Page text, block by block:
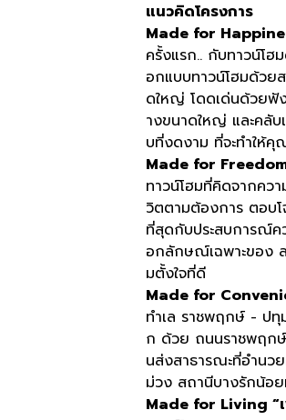
แนวคิดโครงการ
Made for
ครั้งแรก.. กับทาวน์โ
อกแบบทาวน์โฮมด้วย
ดใหญ่ โดดเด่นด้วยฟั
างขนาดใหญ่ และคลับ
บที่งดงาม ที่จะทำให้คุ
Made for
ทาวน์โฮมที่คิดจากควา
วิตตามต้องการ ตอบ
ที่สุดกับประสบการณ์ค
อกลักษณ์เฉพาะของ
มตั้งใจที่ดี
Made for
ทำเล ราชพฤกษ์ - ปทุ
ก ด้วย ถนนราชพฤก
นส่งสาธารณะที่อำนว
ม่วง สถานีบางรักน้อ
Made for Living “